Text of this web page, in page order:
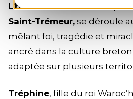
L’histoire de Sainte-
Saint-Trémeur, se déroule
mêlant foi, tragédie et
ancré dans la culture
adaptée sur plusieurs
Tréphine, fille du roi